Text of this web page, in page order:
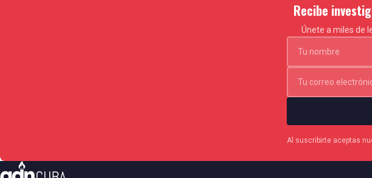
Recibe
Únete a miles de
Al suscribirte aceptas